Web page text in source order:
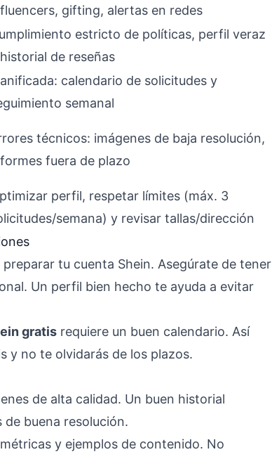
gifting, alertas en redes
estricto de políticas, perfil veraz
de reseñas
calendario de solicitudes y
semanal
técnicos: imágenes de baja resolución,
fuera de plazo
perfil, respetar límites (máx. 3
semana) y revisar tallas/dirección
tu cuenta Shein. Asegúrate de tener
Un perfil bien hecho te ayuda a evitar
gratis requiere un buen calendario. Así
y no te olvidarás de los plazos.
de alta calidad. Un buen historial
buena resolución.
y ejemplos de contenido. No